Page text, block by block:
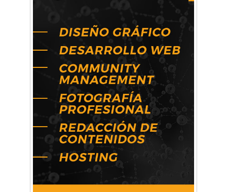
Mariana Croce: "Hoy las empresas necesitan
un asesoramiento integral para crecer con
seguridad"
Música, teatro, yoga, danza y mucho más:
Conocé todos los talleres para aprender y
disfrutar en la Zona Oeste